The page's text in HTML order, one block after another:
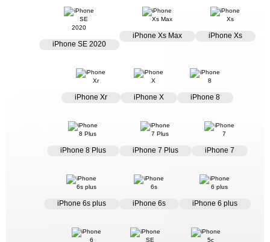
iPhone Xs
iPhone Xr
iPhone X
iPhone 8
iPhone 8 Plus
iPhone 7 Plus
iPhone 7
iPhone 6s plus
iPhone 6 plus
iPhone 5c
Ремонт
Прокат
iPhone SE 2020
iPhone Xs Max iPhone Xs
iPhone Xr iPhone X iPhone 8
iPhone 8 Plus iPhone 7 Plus iPhone 7
iPhone 6s plus iPhone 6s iPhone 6 plus